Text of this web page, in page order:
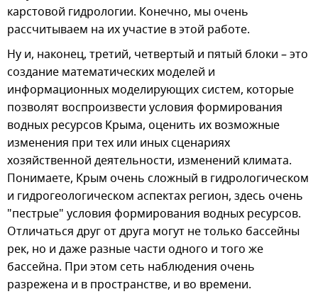
карстовой гидрологии. Конечно, мы очень
рассчитываем на их участие в этой работе.
Ну и, наконец, третий, четвертый и пятый блоки – это
создание математических моделей и
информационных моделирующих систем, которые
позволят воспроизвести условия формирования
водных ресурсов Крыма, оценить их возможные
изменения при тех или иных сценариях
хозяйственной деятельности, изменений климата.
Понимаете, Крым очень сложный в гидрологическом
и гидрогеологическом аспектах регион, здесь очень
"пестрые" условия формирования водных ресурсов.
Отличаться друг от друга могут не только бассейны
рек, но и даже разные части одного и того же
бассейна. При этом сеть наблюдения очень
разрежена и в пространстве, и во времени.